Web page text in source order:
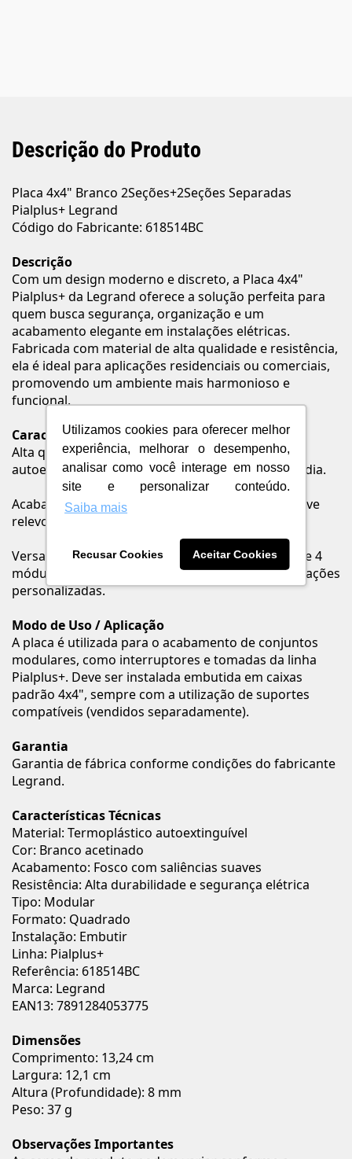
Utilizamos cookies para oferecer melhor
experiência, melhorar o desempenho,
analisar como você interage em nosso
site e personalizar conteúdo.
Saiba mais
Recusar Cookies Aceitar Cookies
Descrição do Produto
Placa 4x4" Branco 2Seções+2Seções Separadas
Pialplus+ Legrand
Código do Fabricante: 618514BC
Descrição
Com um design moderno e discreto, a Placa 4x4"
Pialplus+ da Legrand oferece a solução perfeita para
quem busca segurança, organização e um
acabamento elegante em instalações elétricas.
Fabricada com material de alta qualidade e resistência,
ela é ideal para aplicações residenciais ou comerciais,
promovendo um ambiente mais harmonioso e
funcional.
Características e Benefícios
Alta qualidade: Produzida em termoplástico
autoextinguível, mais segurança para o seu dia a dia.
Acabamento moderno: Acabamento fosco com leve
relevo ao toque, garantindo estética sofisticada.
Versatilidade de instalação: Permite montagem de 4
módulos com seções separadas, ideal para adaptações
personalizadas.
Modo de Uso / Aplicação
A placa é utilizada para o acabamento de conjuntos
modulares, como interruptores e tomadas da linha
Pialplus+. Deve ser instalada embutida em caixas
padrão 4x4", sempre com a utilização de suportes
compatíveis (vendidos separadamente).
Garantia
Garantia de fábrica conforme condições do fabricante
Legrand.
Características Técnicas
Material: Termoplástico autoextinguível
Cor: Branco acetinado
Acabamento: Fosco com saliências suaves
Resistência: Alta durabilidade e segurança elétrica
Tipo: Modular
Formato: Quadrado
Instalação: Embutir
Linha: Pialplus+
Referência: 618514BC
Marca: Legrand
EAN13: 7891284053775
Dimensões
Comprimento: 13,24 cm
Largura: 12,1 cm
Altura (Profundidade): 8 mm
Peso: 37 g
Observações Importantes